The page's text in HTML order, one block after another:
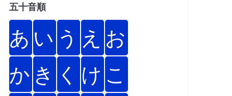
五十音順
あ い う え お
か き く け こ